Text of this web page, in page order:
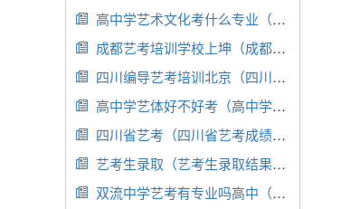
 高中学艺术文化考什么专业（高中学艺术文化考什么专业比较好）
 成都艺考培训学校上坤（成都正规艺考培训学校）
 四川编导艺考培训北京（四川编导专业哪个学校好）
 高中学艺体好不好考（高中学艺体考本科有用吗）
 四川省艺考（四川省艺考成绩查询）
 艺考生录取（艺考生录取结果什么时候出来）
 双流中学艺考有专业吗高中（双流中学艺体）